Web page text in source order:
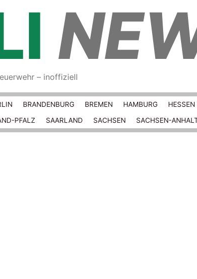
– inoffiziell
Springe zum Inhalt
BRANDENBURG BREMEN HAMBURG HESSEN
PFALZ SAARLAND SACHSEN SACHSEN-